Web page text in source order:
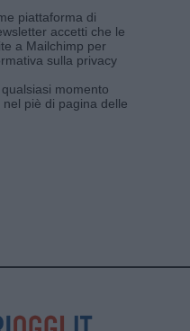
piattaforma di
accetti che le
a Mailchimp per
sulla privacy
momento
piè di pagina delle